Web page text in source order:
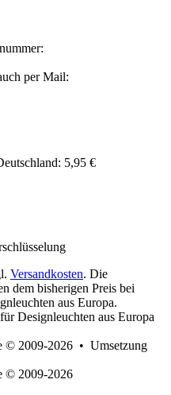
per Mail:
5,95 €
Versandkosten. Die
dem bisherigen Preis bei
aus Europa.
Designleuchten aus Europa
© 2009-2026 • Umsetzung
© 2009-2026